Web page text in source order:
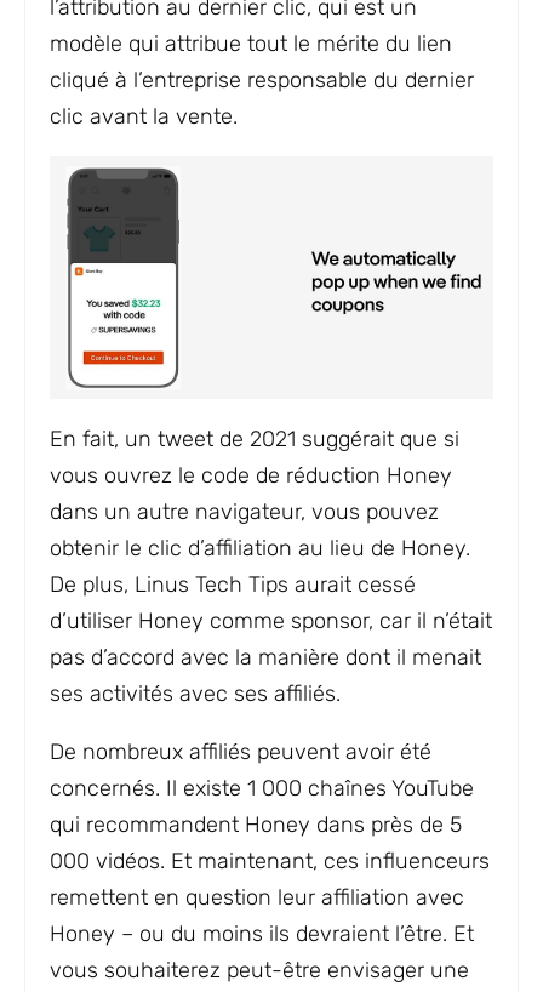
l’attribution au dernier clic, qui est un
modèle qui attribue tout le mérite du lien
cliqué à l’entreprise responsable du dernier
clic avant la vente.
En fait, un tweet de 2021 suggérait que si
vous ouvrez le code de réduction Honey
dans un autre navigateur, vous pouvez
obtenir le clic d’affiliation au lieu de Honey.
De plus, Linus Tech Tips aurait cessé
d’utiliser Honey comme sponsor, car il n’était
pas d’accord avec la manière dont il menait
ses activités avec ses affiliés.
De nombreux affiliés peuvent avoir été
concernés. Il existe 1 000 chaînes YouTube
qui recommandent Honey dans près de 5
000 vidéos. Et maintenant, ces influenceurs
remettent en question leur affiliation avec
Honey – ou du moins ils devraient l’être. Et
vous souhaiterez peut-être envisager une